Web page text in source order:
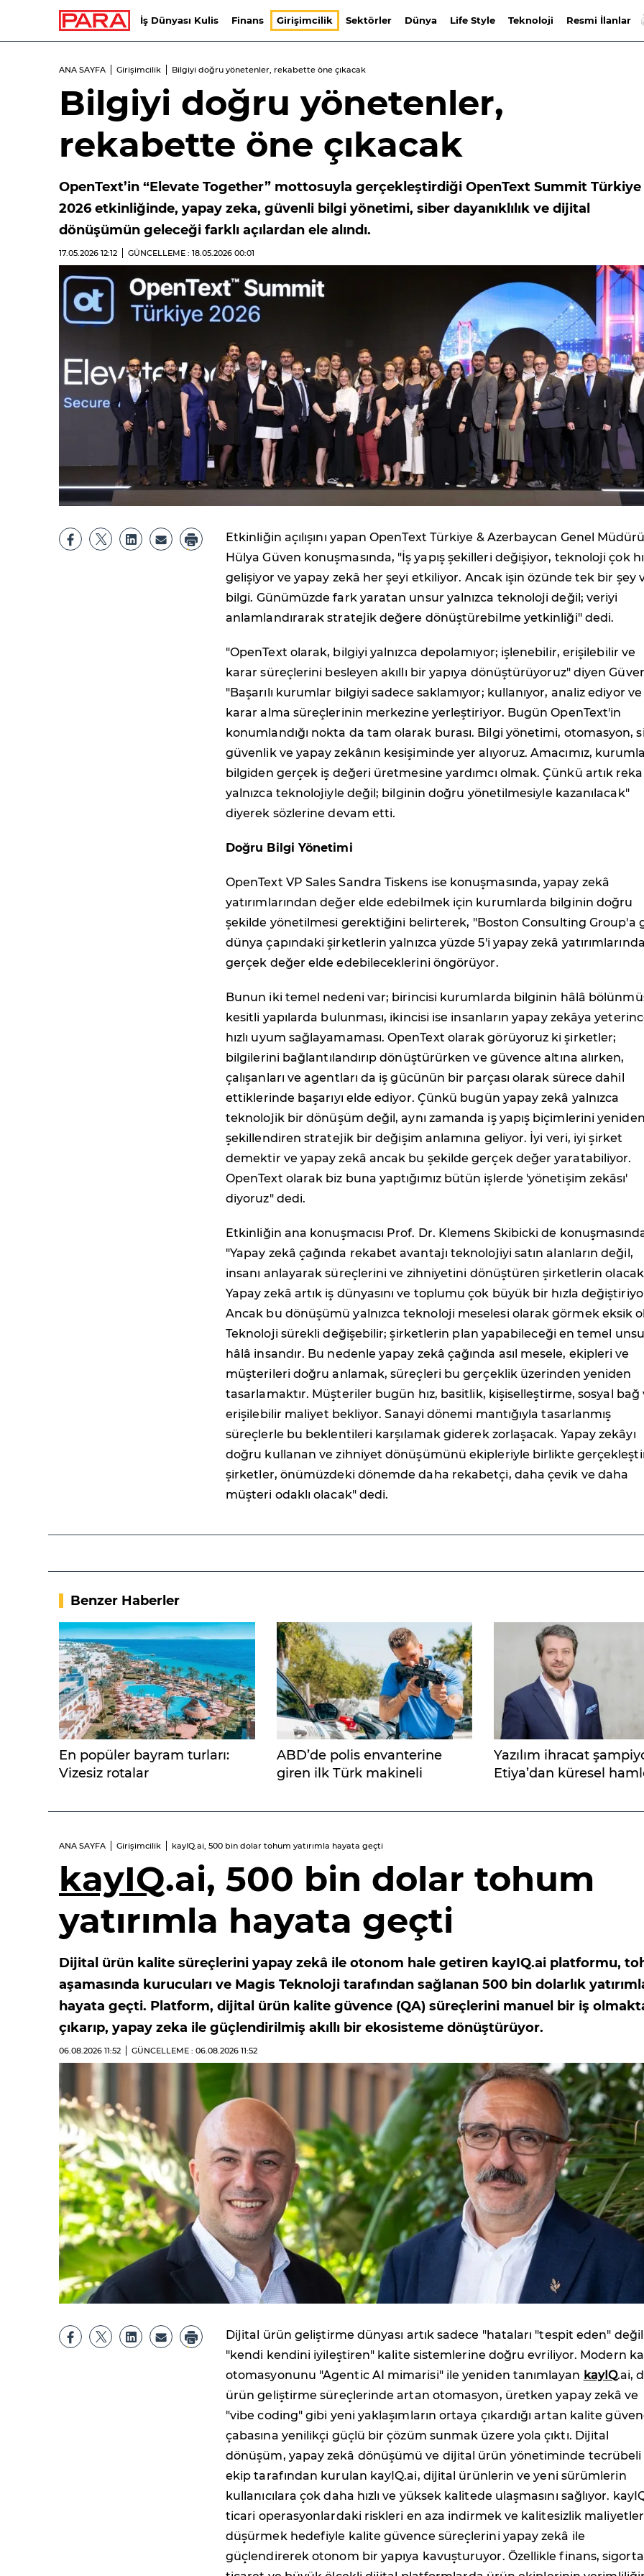
İş Dünyası Kulis Finans Girişimcilik Sektörler Dünya Life Style Teknoloji Resmi İlanlar
ANA SAYFA Girişimcilik Bilgiyi doğru yönetenler, rekabette öne çıkacak
Bilgiyi doğru yönetenler,
rekabette öne çıkacak
OpenText’in “Elevate Together” mottosuyla gerçekleştirdiği OpenText Summit Türkiye
2026 etkinliğinde, yapay zeka, güvenli bilgi yönetimi, siber dayanıklılık ve dijital
dönüşümün geleceği farklı açılardan ele alındı.
17.05.2026 12:12 GÜNCELLEME : 18.05.2026 00:01
Etkinliğin açılışını yapan OpenText Türkiye & Azerbaycan Genel Müdürü
Hülya Güven konuşmasında, "İş yapış şekilleri değişiyor, teknoloji çok
gelişiyor ve yapay zekâ her şeyi etkiliyor. Ancak işin özünde tek bir şey
bilgi. Günümüzde fark yaratan unsur yalnızca teknoloji değil; veriyi
anlamlandırarak stratejik değere dönüştürebilme yetkinliği" dedi.
"OpenText olarak, bilgiyi yalnızca depolamıyor; işlenebilir, erişilebilir ve
karar süreçlerini besleyen akıllı bir yapıya dönüştürüyoruz" diyen
"Başarılı kurumlar bilgiyi sadece saklamıyor; kullanıyor, analiz ediyor ve
karar alma süreçlerinin merkezine yerleştiriyor. Bugün OpenText'in
konumlandığı nokta da tam olarak burası. Bilgi yönetimi, otomasyon,
güvenlik ve yapay zekânın kesişiminde yer alıyoruz. Amacımız,
bilgiden gerçek iş değeri üretmesine yardımcı olmak. Çünkü artık
yalnızca teknolojiyle değil; bilginin doğru yönetilmesiyle kazanılacak"
diyerek sözlerine devam etti.
Doğru Bilgi Yönetimi
OpenText VP Sales Sandra Tiskens ise konuşmasında, yapay zekâ
yatırımlarından değer elde edebilmek için kurumlarda bilginin doğru
şekilde yönetilmesi gerektiğini belirterek, "Boston Consulting Group'a
dünya çapındaki şirketlerin yalnızca yüzde 5'i yapay zekâ
gerçek değer elde edebileceklerini öngörüyor.
Bunun iki temel nedeni var; birincisi kurumlarda bilginin hâlâ
kesitli yapılarda bulunması, ikincisi ise insanların yapay zekâya
hızlı uyum sağlayamaması. OpenText olarak görüyoruz ki şirketler;
bilgilerini bağlantılandırıp dönüştürürken ve güvence altına alırken,
çalışanları ve agentları da iş gücünün bir parçası olarak sürece dahil
ettiklerinde başarıyı elde ediyor. Çünkü bugün yapay zekâ yalnızca
teknolojik bir dönüşüm değil, aynı zamanda iş yapış biçimlerini yeniden
şekillendiren stratejik bir değişim anlamına geliyor. İyi veri, iyi şirket
demektir ve yapay zekâ ancak bu şekilde gerçek değer yaratabiliyor.
OpenText olarak biz buna yaptığımız bütün işlerde 'yönetişim zekâsı'
diyoruz" dedi.
Etkinliğin ana konuşmacısı Prof. Dr. Klemens Skibicki de
"Yapay zekâ çağında rekabet avantajı teknolojiyi satın alanların değil,
insanı anlayarak süreçlerini ve zihniyetini dönüştüren şirketlerin
Yapay zekâ artık iş dünyasını ve toplumu çok büyük bir hızla
Ancak bu dönüşümü yalnızca teknoloji meselesi olarak görmek eksik
Teknoloji sürekli değişebilir; şirketlerin plan yapabileceği en temel
hâlâ insandır. Bu nedenle yapay zekâ çağında asıl mesele, ekipleri ve
müşterileri doğru anlamak, süreçleri bu gerçeklik üzerinden yeniden
tasarlamaktır. Müşteriler bugün hız, basitlik, kişiselleştirme, sosyal bağ
erişilebilir maliyet bekliyor. Sanayi dönemi mantığıyla tasarlanmış
süreçlerle bu beklentileri karşılamak giderek zorlaşacak. Yapay zekâyı
doğru kullanan ve zihniyet dönüşümünü ekipleriyle birlikte
şirketler, önümüzdeki dönemde daha rekabetçi, daha çevik ve daha
müşteri odaklı olacak" dedi.
Benzer Haberler
En popüler bayram turları:
Vizesiz rotalar
ABD’de polis envanterine
giren ilk Türk makineli
Yazılım ihracat
Etiya’dan küresel
ANA SAYFA Girişimcilik kayIQ.ai, 500 bin dolar tohum yatırımla hayata geçti
kayIQ.ai, 500 bin dolar tohum
yatırımla hayata geçti
Dijital ürün kalite süreçlerini yapay zekâ ile otonom hale getiren kayIQ.ai platformu,
aşamasında kurucuları ve Magis Teknoloji tarafından sağlanan 500 bin dolarlık
hayata geçti. Platform, dijital ürün kalite güvence (QA) süreçlerini manuel bir iş
çıkarıp, yapay zeka ile güçlendirilmiş akıllı bir ekosisteme dönüştürüyor.
06.08.2026 11:52 GÜNCELLEME : 06.08.2026 11:52
Dijital ürün geliştirme dünyası artık sadece "hataları "tespit eden"
"kendi kendini iyileştiren" kalite sistemlerine doğru evriliyor. Modern
otomasyonunu "Agentic AI mimarisi" ile yeniden tanımlayan kayIQ.ai,
ürün geliştirme süreçlerinde artan otomasyon, üretken yapay zekâ ve
"vibe coding" gibi yeni yaklaşımların ortaya çıkardığı artan kalite
çabasına yenilikçi güçlü bir çözüm sunmak üzere yola çıktı. Dijital
dönüşüm, yapay zekâ dönüşümü ve dijital ürün yönetiminde tecrübeli
ekip tarafından kurulan kayIQ.ai, dijital ürünlerin ve yeni sürümlerin
kullanıcılara çok daha hızlı ve yüksek kalitede ulaşmasını sağlıyor.
ticari operasyonlardaki riskleri en aza indirmek ve kalitesizlik
düşürmek hedefiyle kalite güvence süreçlerini yapay zekâ ile
güçlendirerek otonom bir yapıya kavuşturuyor. Özellikle finans,